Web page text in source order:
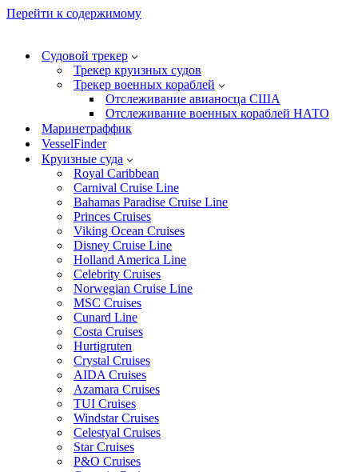
Перейти к содержимому
Судовой трекер
Трекер круизных судов
Трекер военных кораблей
Отслеживание авианосца США
Отслеживание военных кораблей НАТО
Маринетраффик
VesselFinder
Круизные суда
Royal Caribbean
Carnival Cruise Line
Bahamas Paradise Cruise Line
Princes Cruises
Viking Ocean Cruises
Disney Cruise Line
Holland America Line
Celebrity Cruises
Norwegian Cruise Line
MSC Cruises
Cunard Line
Costa Cruises
Hurtigruten
Crystal Cruises
AIDA Cruises
Azamara Cruises
TUI Cruises
Windstar Cruises
Celestyal Cruises
Star Cruises
P&O Cruises